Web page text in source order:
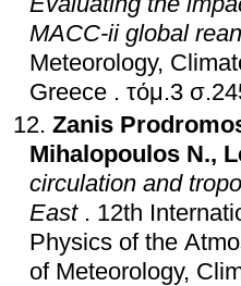
MACC-ii global
Meteorology,
Greece .
τόμ.3
Zanis
Mihalopoulos N.,
circulation and
East . 12th
Physics of the
of Meteorology,